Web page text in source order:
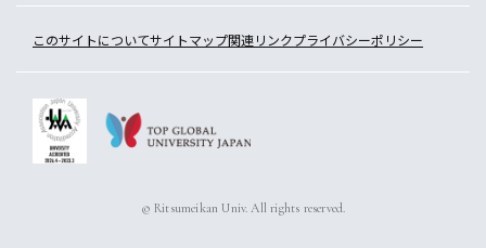
このサイトについてサイトマップ関連リンクプライバシーポリシー
© Ritsumeikan Univ. All rights reserved.